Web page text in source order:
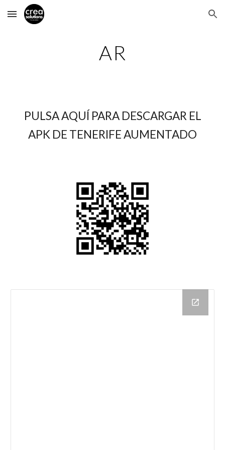
Skip to main content Skip to navigation
AR
PULSA AQUÍ PARA DESCARGAR EL
APK DE TENERIFE AUMENTADO